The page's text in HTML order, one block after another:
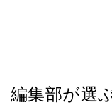
編集部が選